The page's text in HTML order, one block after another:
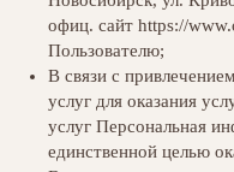
офиц. сайт https://
Пользователю;
В связи с
услуг для оказания
услуг Персональная
единственной целью